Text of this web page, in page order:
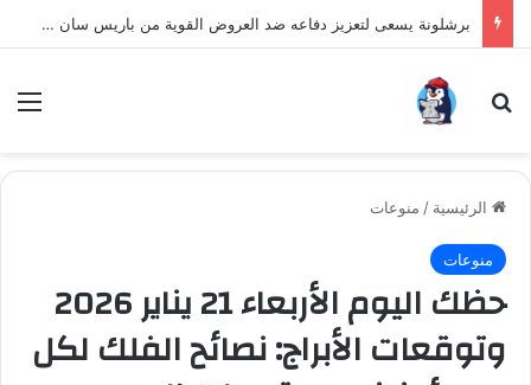
برشلونة يسعى لتعزيز دفاعه ضد العروض القوية من باريس سان جيرمان لنجم الأرجنتين
بحث عن
الرئيسية / منوعات
منوعات
حظك اليوم الأربعاء 21 يناير 2026
وتوقعات الأبراج: نصائح الفلك لكل